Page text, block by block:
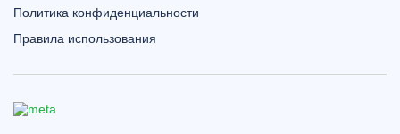
Политика конфиденциальности
Правила использования